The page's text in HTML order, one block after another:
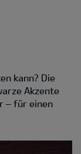
kann? Die
Akzente
– für einen